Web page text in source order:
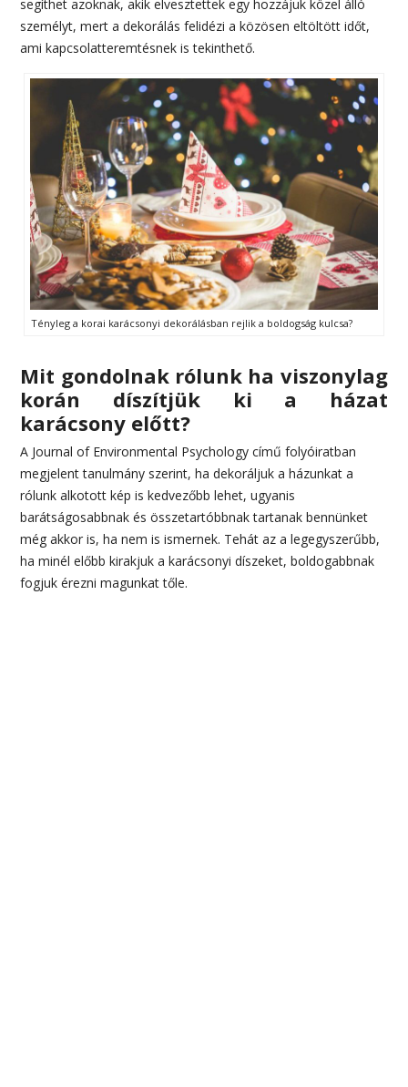
segíthet azoknak, akik elvesztettek egy hozzájuk közel álló
személyt, mert a dekorálás felidézi a közösen eltöltött időt,
ami kapcsolatteremtésnek is tekinthető.
Tényleg a korai karácsonyi dekorálásban rejlik a boldogság kulcsa?
Mit gondolnak rólunk ha viszonylag
korán díszítjük ki a házat
karácsony előtt?
A Journal of Environmental Psychology című folyóiratban
megjelent tanulmány szerint, ha dekoráljuk a házunkat a
rólunk alkotott kép is kedvezőbb lehet, ugyanis
barátságosabbnak és összetartóbbnak tartanak bennünket
még akkor is, ha nem is ismernek. Tehát az a legegyszerűbb,
ha minél előbb kirakjuk a karácsonyi díszeket, boldogabbnak
fogjuk érezni magunkat tőle.